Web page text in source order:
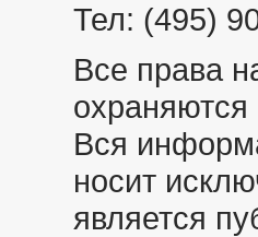
Тел: (495)
Все права
охраняются
Вся
носит
является